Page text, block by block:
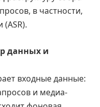
в частности,
данных и
входные данные:
и медиа-